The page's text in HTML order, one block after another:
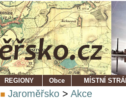
REGIONY Obce MÍSTNÍ
Jaroměřsko > Akce